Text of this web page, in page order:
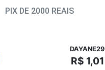
PIX DE 2000 REAIS
DAYANE29
R$ 1,01